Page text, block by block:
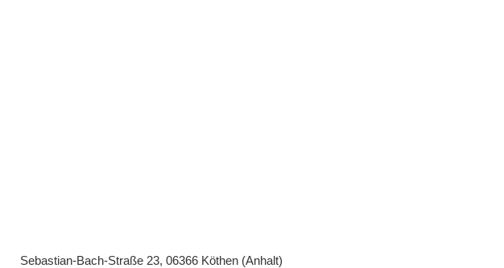
Sebastian-Bach-Straße 23, 06366 Köthen (Anhalt)